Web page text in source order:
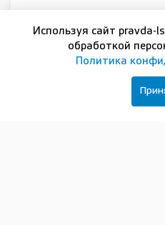
усилия, возникает
поддержки инноваций.
«Активация PRO», дают
Используя сайт pravda-
обработкой
Политика